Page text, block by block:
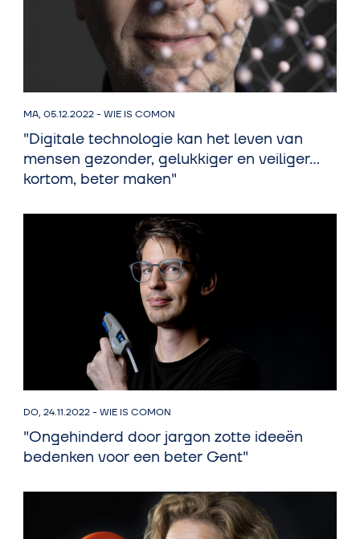
MA, 05.12.2022-WIE IS COMON
"Digitale technologie kan het leven van
mensen gezonder, gelukkiger en veiliger...
kortom, beter maken"
DO, 24.11.2022-WIE IS COMON
"Ongehinderd door jargon zotte ideeën
bedenken voor een beter Gent"